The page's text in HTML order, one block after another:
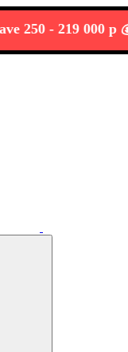
-219 000 р 💰